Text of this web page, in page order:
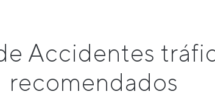
Accidentes
recomendados